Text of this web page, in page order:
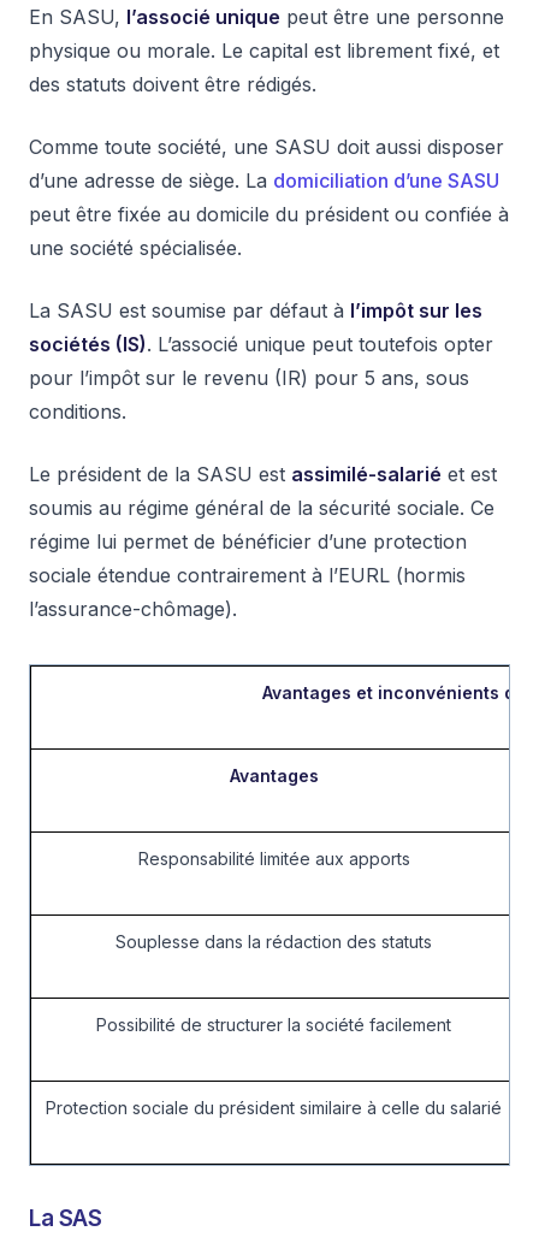
En SASU, l’associé unique peut être une personne
physique ou morale. Le capital est librement fixé, et
des statuts doivent être rédigés.
Comme toute société, une SASU doit aussi disposer
d’une adresse de siège. La domiciliation d’une SASU
peut être fixée au domicile du président ou confiée à
une société spécialisée.
La SASU est soumise par défaut à l’impôt sur les
sociétés (IS). L’associé unique peut toutefois opter
pour l’impôt sur le revenu (IR) pour 5 ans, sous
conditions.
Le président de la SASU est assimilé-salarié et est
soumis au régime général de la sécurité sociale. Ce
régime lui permet de bénéficier d’une protection
sociale étendue contrairement à l’EURL (hormis
l’assurance-chômage).
Avantages et inconvénients de
Avantages
Responsabilité limitée aux apports
Souplesse dans la rédaction des statuts
Possibilité de structurer la société facilement
Protection sociale du président similaire à celle du salarié
La SAS